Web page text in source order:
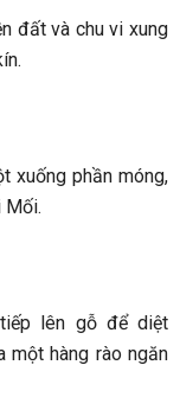
đất và chu vi xung
xuống phần móng,
Mối.
lên gỗ để diệt
một hàng rào ngăn